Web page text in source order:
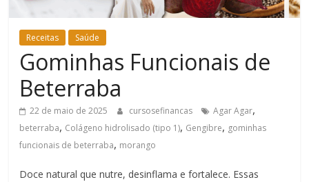
Receitas Saúde
Gominhas Funcionais de
Beterraba
22 de maio de 2025 cursosefinancas Agar Agar,
beterraba, Colágeno hidrolisado (tipo 1), Gengibre, gominhas
funcionais de beterraba, morango
Doce natural que nutre, desinflama e fortalece. Essas